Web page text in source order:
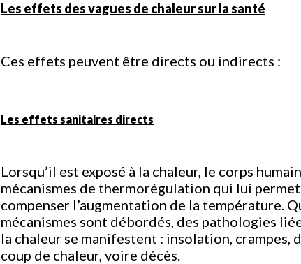
Les effets des vagues de chaleur sur la santé
Ces effets peuvent être directs ou indirects :
Les effets sanitaires directs
Lorsqu’il est exposé à la chaleur, le corps
mécanismes de thermorégulation qui lui
compenser l’augmentation de la température.
mécanismes sont débordés, des pathologies
la chaleur se manifestent : insolation, crampes,
coup de chaleur, voire décès.